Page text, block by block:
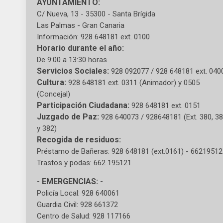
AYUNTAMIENTO:
C/ Nueva, 13 - 35300 - Santa Brígida
Las Palmas - Gran Canaria
Información: 928 648181 ext. 0100
Horario durante el año:
De 9:00 a 13:30 horas
Servicios Sociales: 928 092077 / 928 648181 ext.
Cultura: 928 648181 ext. 0311 (Animador) y 0505
(Concejal)
Participación Ciudadana: 928 648181 ext. 0151
Juzgado de Paz: 928 640073 / 928648181 (Ext. 380,
y 382)
Recogida de residuos:
Préstamo de Bañeras: 928 648181 (ext.0161) -
Trastos y podas: 662 195121
- EMERGENCIAS: -
Policía Local: 928 640061
Guardia Civil: 928 661372
Centro de Salud: 928 117166